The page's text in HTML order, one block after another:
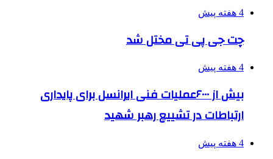
4 هفته پیش
چت جی پی تی مختل شد
4 هفته پیش
بیش از ۶۰۰۰عملیات فنی ایرانسل برای پایداری
ارتباطات در تشییع رهبر شهید
4 هفته پیش